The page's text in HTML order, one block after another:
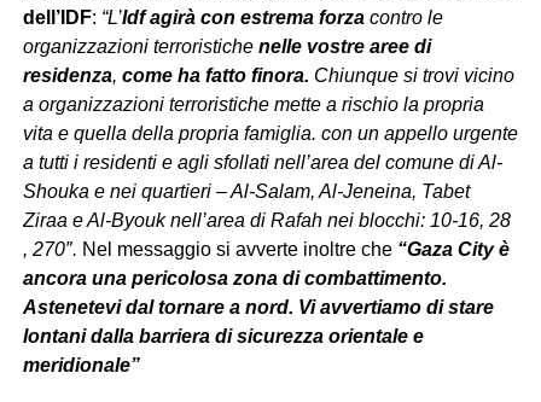
dell’IDF: “L’Idf agirà con estrema forzacontro le
organizzazioni terroristiche nelle vostre aree di
residenza, come ha fatto finora. Chiunque si trovi vicino
a organizzazioni terroristiche mette a rischio la propria
vita e quella della propria famiglia. con un appello urgente
a tutti i residenti e agli sfollati nell’area del comune di Al-
Shouka e nei quartieri – Al-Salam, Al-Jeneina, Tabet
Ziraa e Al-Byouk nell’area di Rafah nei blocchi: 10-16, 28
, 270″. Nel messaggio si avverte inoltre che“Gaza City è
ancora una pericolosa zona di combattimento.
Astenetevi dal tornare a nord. Vi avvertiamo di stare
lontani dalla barriera di sicurezza orientale e
meridionale”